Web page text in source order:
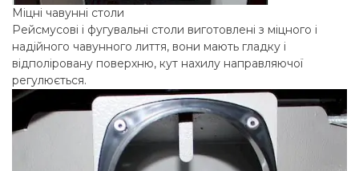
Міцні чавунні столи
Рейсмусові і фугувальні столи виготовлені з міцного і
надійного чавунного лиття, вони мають гладку і
відполіровану поверхню, кут нахилу направляючої
регулюється.